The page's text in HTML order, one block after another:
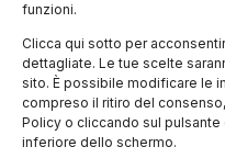
funzioni.
Clicca qui sotto per
dettagliate. Le tue scelte
sito. È possibile modificare le
compreso il ritiro del
Policy o cliccando sul
inferiore dello schermo.
Awards:René
Ferri, Morgan
Pernisa